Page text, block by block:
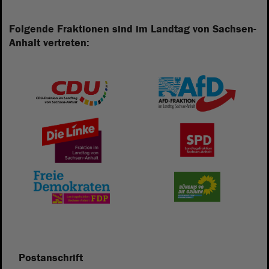
Folgende Fraktionen sind im Landtag von Sachsen-
Anhalt vertreten:
Postanschrift